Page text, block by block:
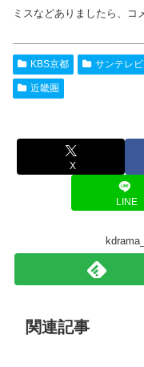
ミスなどありましたら、コ
KBS京都 サンテレビ
近畿圏
X
LINE
関連記事